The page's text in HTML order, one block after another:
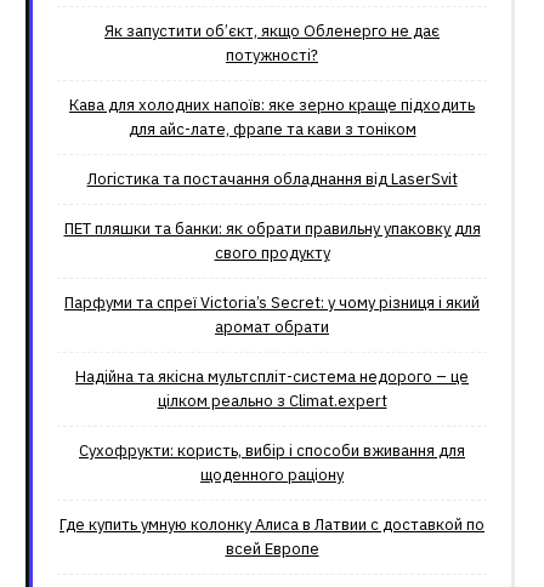
Як запустити об’єкт, якщо Обленерго не дає
потужності?
Кава для холодних напоїв: яке зерно краще підходить
для айс-лате, фрапе та кави з тоніком
Логістика та постачання обладнання від LaserSvit
ПЕТ пляшки та банки: як обрати правильну упаковку для
свого продукту
Парфуми та спреї Victoria’s Secret: у чому різниця і який
аромат обрати
Надійна та якісна мультспліт-система недорого – це
цілком реально з Climat.еxpert
Сухофрукти: користь, вибір і способи вживання для
щоденного раціону
Где купить умную колонку Алиса в Латвии с доставкой по
всей Европе